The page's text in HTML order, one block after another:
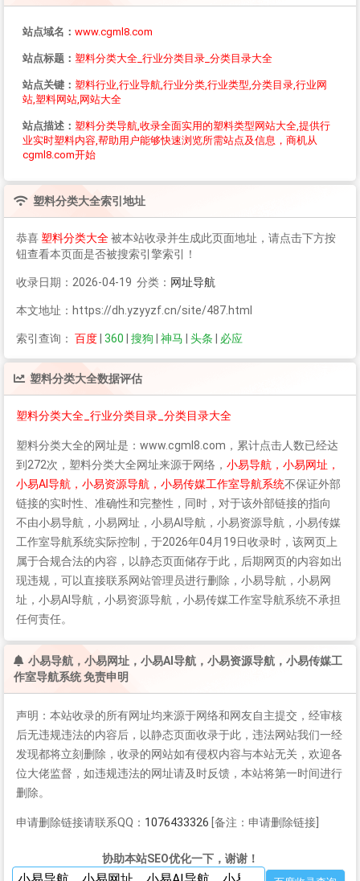
站点域名： www.cgml8.com
站点标题： 塑料分类大全_行业分类目录_分类目录大全
站点关键： 塑料行业,行业导航,行业分类,行业类型,分类目录,行业网
站,塑料网站,网站大全
站点描述： 塑料分类导航,收录全面实用的塑料类型网站大全,提供行
业实时塑料内容,帮助用户能够快速浏览所需站点及信息，商机从
cgml8.com开始
塑料分类大全索引地址
恭喜 塑料分类大全被本站收录并生成此页面地址，请点击下方按
钮查看本页面是否被搜索引擎索引！
收录日期：2026-04-19 分类： 网址导航
本文地址：https://dh.yzyyzf.cn/site/487.html
索引查询： 百度 360 搜狗 神马 头条 必应
塑料分类大全数据评估
塑料分类大全_行业分类目录_分类目录大全
塑料分类大全的网址是：www.cgml8.com，累计点击人数已经达
到272次， 塑料分类大全网址来源于网络， 小易导航，小易网址，
小易AI导航，小易资源导航，小易传媒工作室导航系统不保证外部
链接的实时性、准确性和完整性，同时，对于该外部链接的指向
不由小易导航，小易网址，小易AI导航，小易资源导航，小易传媒
工作室导航系统实际控制，于2026年04月19日收录时，该网页上
属于合规合法的内容，以静态页面储存于此，后期网页的内容如出
现违规，可以直接联系网站管理员进行删除，小易导航，小易网
址，小易AI导航，小易资源导航，小易传媒工作室导航系统不承担
任何责任。
小易导航，小易网址，小易AI导航，小易资源导航，小易传媒工
作室导航系统 免责申明
声明：本站收录的所有网址均来源于网络和网友自主提交，经审核
后无违规违法的内容后，以静态页面收录于此，违法网站我们一经
发现都将立刻删除，收录的网站如有侵权内容与本站无关，欢迎各
位大佬监督，如违规违法的网址请及时反馈，本站将第一时间进行
删除。
申请删除链接请联系QQ： 1076433326 [备注：申请删除链接]
协助本站SEO优化一下，谢谢！